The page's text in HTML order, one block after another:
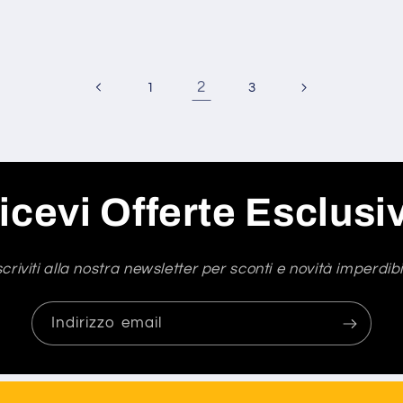
1 2 3
Offerte
alla nostra newsletter per sconti e novità
Indirizzo email